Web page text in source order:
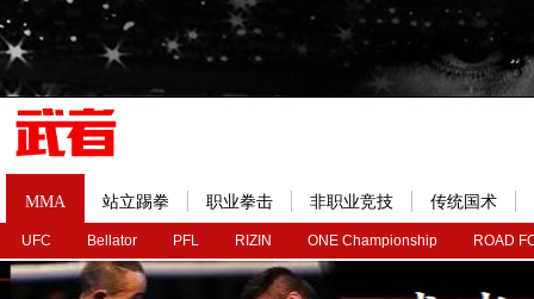
MMA
UFC Bellator PFL RIZIN ONE Championship ROAD
站立踢拳 职业拳击 非职业竞技 传统国术